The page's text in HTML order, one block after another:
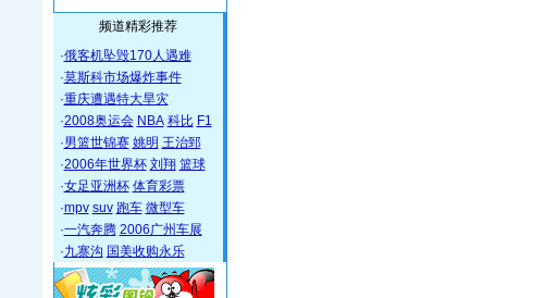
频道精彩推荐
·俄客机坠毁170人遇难
·莫斯科市场爆炸事件
·重庆遭遇特大旱灾
·2008奥运会 NBA 科比 F1
·男篮世锦赛 姚明 王治郅
·2006年世界杯 刘翔 篮球
·女足亚洲杯 体育彩票
·mpv suv 跑车 微型车
·一汽奔腾 2006广州车展
·九寨沟 国美收购永乐